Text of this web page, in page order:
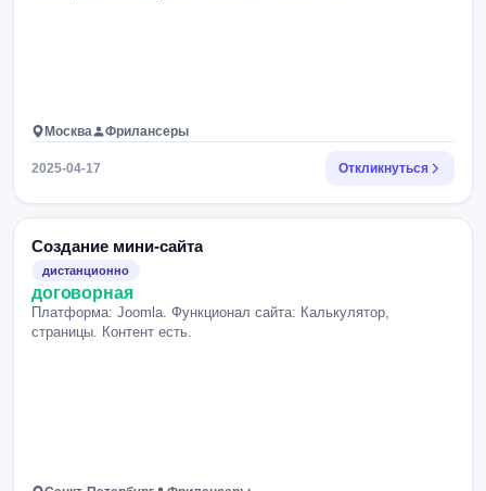
Москва Фрилансеры
2025-04-17 Откликнуться
Создание мини-сайта
дистанционно
договорная
Платформа: Joomla. Функционал сайта: Калькулятор,
страницы. Контент есть.